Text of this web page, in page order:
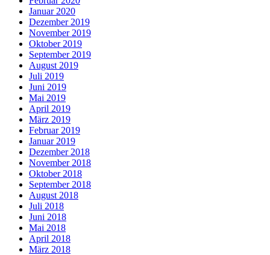
Januar 2020
Dezember 2019
November 2019
Oktober 2019
September 2019
August 2019
Juli 2019
Juni 2019
Mai 2019
April 2019
März 2019
Februar 2019
Januar 2019
Dezember 2018
November 2018
Oktober 2018
September 2018
August 2018
Juli 2018
Juni 2018
Mai 2018
April 2018
März 2018